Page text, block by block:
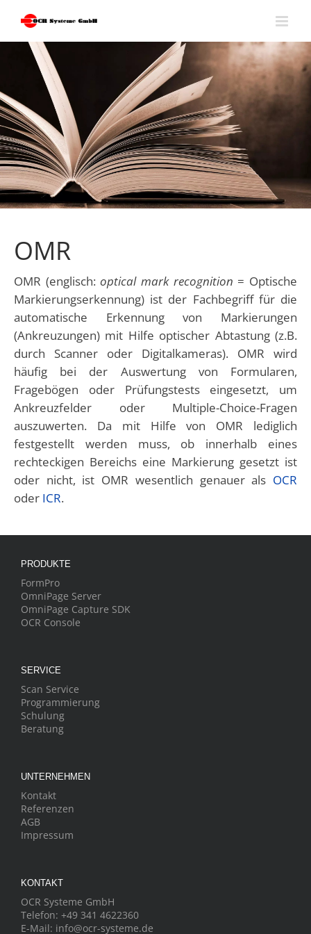
content
OMR
OMR (englisch:optical mark recognition = Optische
Markierungs­erkennung) ist der Fachbegriff für die
automatische Erkennung von Markierungen
(Ankreuzungen) mit Hilfe optischer Abtastung (z.B.
durch Scanner oder Digitalkameras). OMR wird
häufig bei der Auswertung von Formularen,
Fragebögen oder Prüfungstests eingesetzt, um
Ankreuzfelder oder Multiple-Choice-Fragen
auszuwerten. Da mit Hilfe von OMR lediglich
festgestellt werden muss, ob innerhalb eines
rechteckigen Bereichs eine Markierung gesetzt ist
oder nicht, ist OMR wesentlich genauer als OCR
oder ICR.
PRODUKTE
FormPro
OmniPage Server
OmniPage Capture SDK
OCR Console
SERVICE
Scan Service
Programmierung
Schulung
Beratung
UNTERNEHMEN
Kontakt
Referenzen
AGB
Impressum
KONTAKT
OCR Systeme GmbH
Telefon: +49 341 4622360
E-Mail: info@ocr-systeme.de